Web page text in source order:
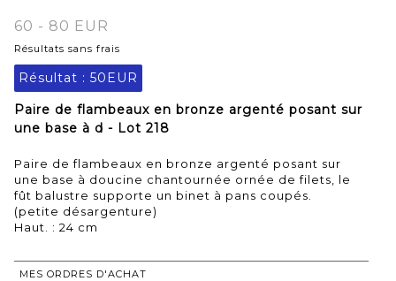
60 - 80 EUR
Résultats sans frais
Résultat : 50EUR
Paire de flambeaux en bronze argenté posant sur
une base à d - Lot 218
Paire de flambeaux en bronze argenté posant sur
une base à doucine chantournée ornée de filets, le
fût balustre supporte un binet à pans coupés.
(petite désargenture)
Haut. : 24 cm
MES ORDRES D'ACHAT